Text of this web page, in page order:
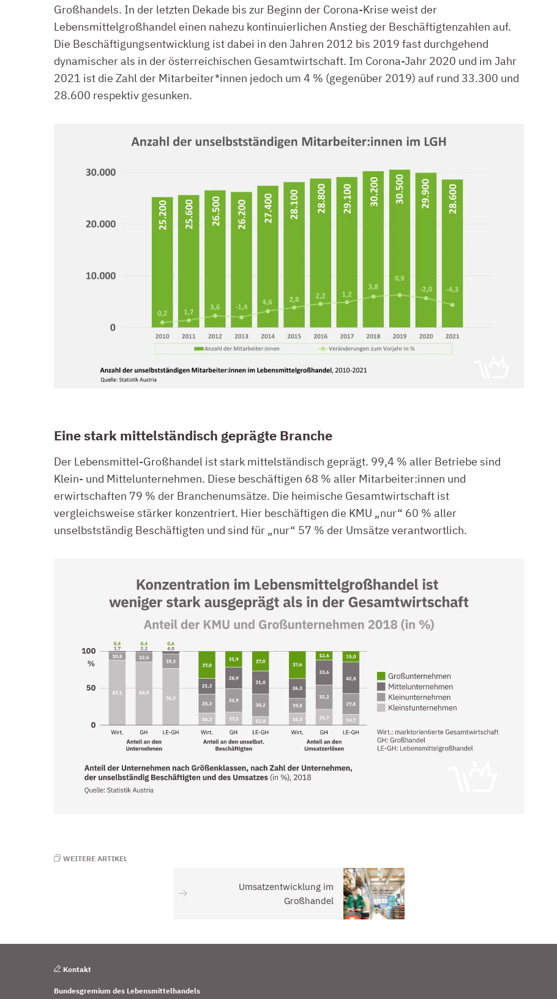
Großhandels. In der letzten Dekade bis zur Beginn der Corona-Krise weist der
Lebensmittelgroßhandel einen nahezu kontinuierlichen Anstieg der Beschäftigtenzahlen auf.
Die Beschäftigungsentwicklung ist dabei in den Jahren 2012 bis 2019 fast durchgehend
dynamischer als in der österreichischen Gesamtwirtschaft. Im Corona-Jahr 2020 und im Jahr
2021 ist die Zahl der Mitarbeiter*innen jedoch um 4 % (gegenüber 2019) auf rund 33.300 und
28.600 respektiv gesunken.
Eine stark mittelständisch geprägte Branche
Der Lebensmittel-Großhandel ist stark mittelständisch geprägt. 99,4 % aller Betriebe sind
Klein- und Mittelunternehmen. Diese beschäftigen 68 % aller Mitarbeiter:innen und
erwirtschaften 79 % der Branchenumsätze. Die heimische Gesamtwirtschaft ist
vergleichsweise stärker konzentriert. Hier beschäftigen die KMU „nur“ 60 % aller
unselbstständig Beschäftigten und sind für „nur“ 57 % der Umsätze verantwortlich.
WEITERE ARTIKEL
Umsatzentwicklung im
Großhandel
Kontakt
Bundesgremium des Lebensmittelhandels